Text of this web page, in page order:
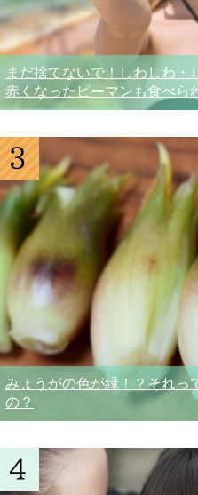
まだ捨てないで！しわしわ・
赤くなったピーマンも食べら
みょうがの色が緑！？それっ
の？